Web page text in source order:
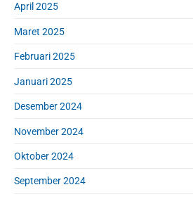
April 2025
Maret 2025
Februari 2025
Januari 2025
Desember 2024
November 2024
Oktober 2024
September 2024